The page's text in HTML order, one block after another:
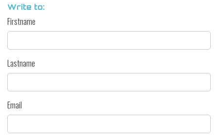
Write to:
Firstname
Lastname
Email